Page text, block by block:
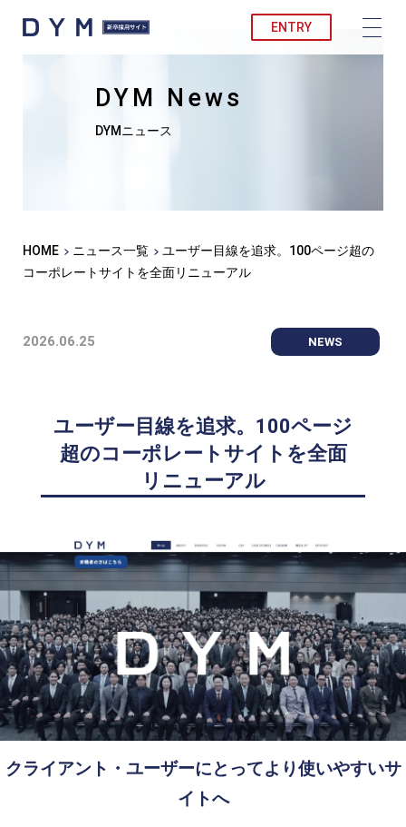
ENTRY
DYMニュース
DYM News
HOME ニュース一覧
ユーザー目線を追求。100ページ超の
コーポレートサイトを全面リニューアル
2026.06.25 NEWS
ユーザー目線を追求。100ページ
超のコーポレートサイトを全面
リニューアル
クライアント・ユーザーにとってより使いやすいサ
イトへ